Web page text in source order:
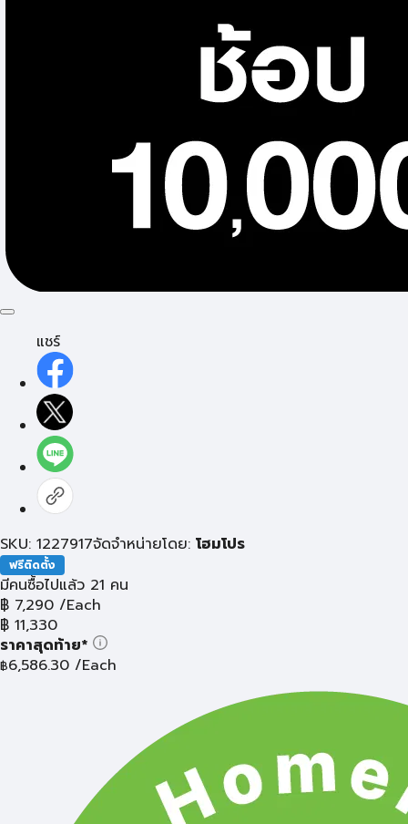
แชร์
SKU: 1227917จัดจำหน่ายโดย: โฮมโปร
ฟรีติดตั้ง
มีคนซื้อไปแล้ว 21 คน
฿ 7,290 /Each
฿ 11,330
ราคาสุดท้าย*
฿6,586.30 /Each